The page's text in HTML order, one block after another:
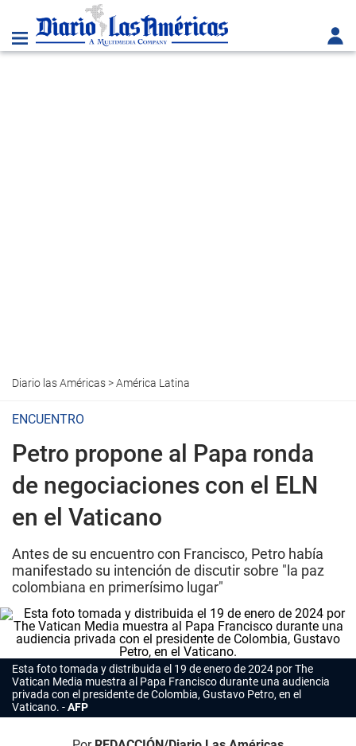
Diario las Américas>América Latina
ENCUENTRO
Petro propone al Papa ronda
de negociaciones con el ELN
en el Vaticano
Antes de su encuentro con Francisco, Petro había
manifestado su intención de discutir sobre "la paz
colombiana en primerísimo lugar"
Esta foto tomada y distribuida el 19 de enero de 2024 por The
Vatican Media muestra al Papa Francisco durante una audiencia
privada con el presidente de Colombia, Gustavo Petro, en el
Vaticano.
AFP